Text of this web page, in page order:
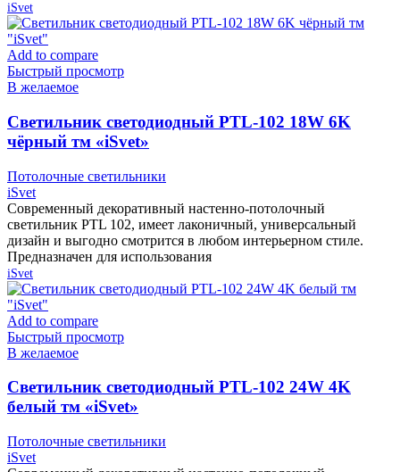
iSvet
Add to compare
Быстрый просмотр
В желаемое
Cветильник светодиодный PTL-102 18W 6K
чёрный тм «iSvet»
Потолочные светильники
iSvet
Современный декоративный настенно-потолочный
светильник PTL 102, имеет лаконичный, универсальный
дизайн и выгодно смотрится в любом интерьерном стиле.
Предназначен для использования
iSvet
Add to compare
Быстрый просмотр
В желаемое
Cветильник светодиодный PTL-102 24W 4K
белый тм «iSvet»
Потолочные светильники
iSvet